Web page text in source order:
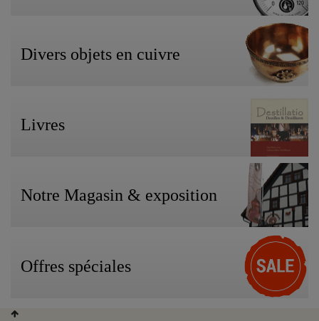
Divers objets en cuivre
Livres
Notre Magasin & exposition
Offres spéciales